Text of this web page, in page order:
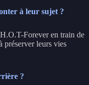
à leur sujet ?
Forever en train de
préserver leurs vies
?